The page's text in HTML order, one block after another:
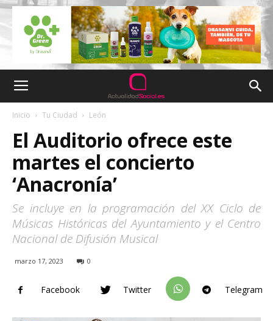
Inicio Tu Ciudad León
El Auditorio ofrece este
martes el concierto
‘Anacronía’
Se incluye en la programación del XX Ciclo de
Músicas Históricas del Ayuntamiento y el Centro
Nacional de Difusión Musical
marzo 17, 2023 0
Facebook Twitter Telegram